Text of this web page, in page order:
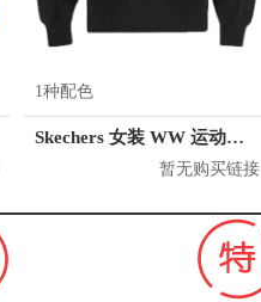
1种配色
Skechers 女装 WW 运动长袖卫衣 SMAWS19D504
暂无购买链接